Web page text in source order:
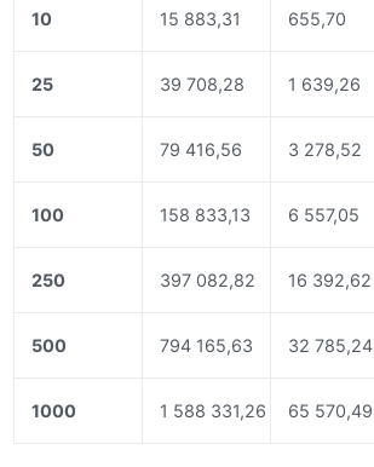
10 15 883,31 655,70
25 39 708,28 1 639,26
50 79 416,56 3 278,52
100 158 833,13 6 557,05
250 397 082,82 16 392,62
500 794 165,63 32 785,24
1000 1 588 331,26 65 570,49